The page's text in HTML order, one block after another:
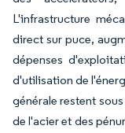
L'infrastructure
direct sur puce,
dépenses
d'utilisation de
générale restent
de l'acier et des